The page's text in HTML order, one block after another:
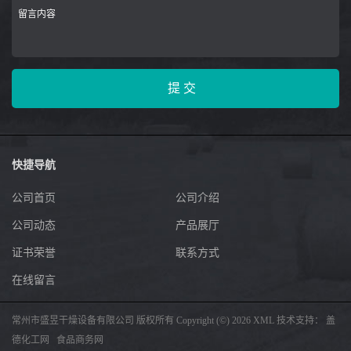
快捷导航
公司首页 公司介绍
公司动态 产品展厅
证书荣誉 联系方式
在线留言
常州市盛昱干燥设备有限公司 版权所有 Copyright (©) 2026 XML 技术支持： 盖
德化工网
食品商务网